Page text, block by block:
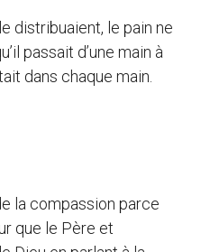
distribuaient, le pain ne
passait d’une main à
dans chaque main.
la compassion parce
que le Père et